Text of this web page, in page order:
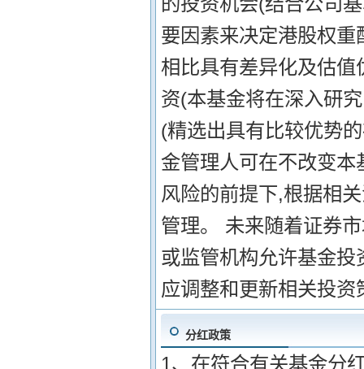
要因素来决定港股权
相比具有差异化及估
资(本基金将在深入研
(精选出具有比较优势
金管理人可在不改变
风险的前提下,根据相
管理。 未来随着证券
或监管机构允许基金
应调整和更新相关投资
分红政策
1、在符合有关基金分